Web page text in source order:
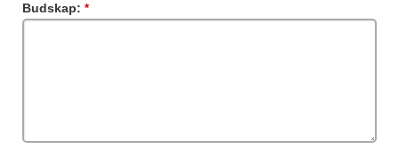
Budskap:
felt